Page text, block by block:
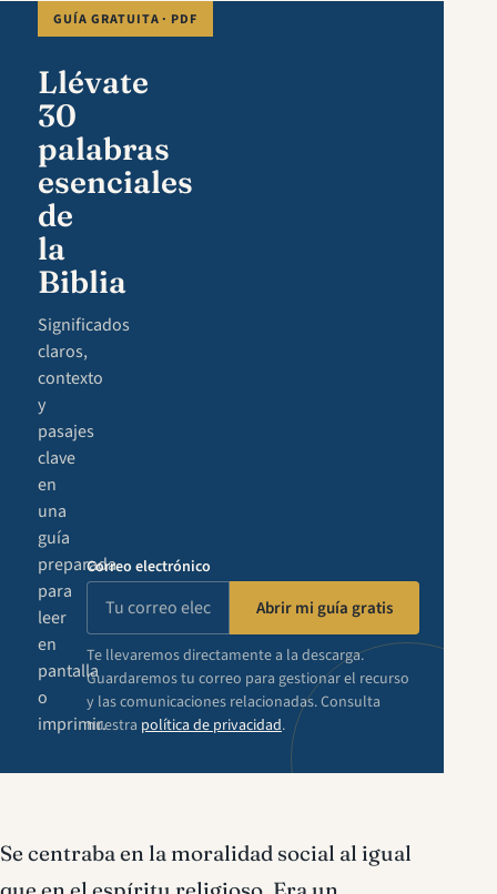
GUÍA GRATUITA · PDF
Llévate
30
palabras
esenciales
de
la
Biblia
Significados
claros,
contexto
y
pasajes
clave
en
una
guía
preparada
para
leer
en
pantalla
o
imprimir.
Correo electrónico
Abrir mi guía gratis
Te llevaremos directamente a la descarga.
Guardaremos tu correo para gestionar el recurso
y las comunicaciones relacionadas. Consulta
nuestra política de privacidad.
Se centraba en la moralidad social al igual